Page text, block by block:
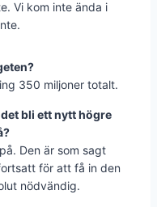
Vi kom inte ända i
350 miljoner totalt.
bli ett nytt högre
Den är som sagt
för att få in den
nödvändig.